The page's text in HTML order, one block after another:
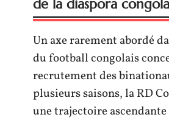
de la diaspora
Un axe rarement abordé
du football congolais
recrutement des
plusieurs saisons, la RD
une trajectoire